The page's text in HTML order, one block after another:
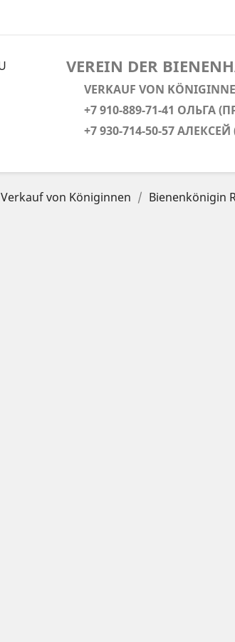
VEREIN DER
VERKAUF VON
+7 910-889-71-41
+7 930-714-50-57
Verkauf von Königinnen Bienenkönigin